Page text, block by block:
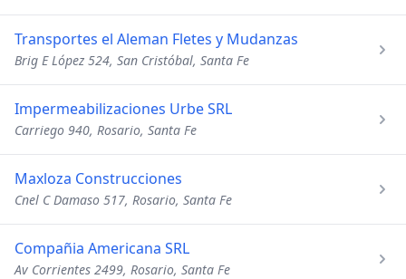
Transportes el Aleman Fletes y Mudanzas
Brig E López 524, San Cristóbal, Santa Fe
Impermeabilizaciones Urbe SRL
Carriego 940, Rosario, Santa Fe
Maxloza Construcciones
Cnel C Damaso 517, Rosario, Santa Fe
Compañia Americana SRL
Av Corrientes 2499, Rosario, Santa Fe